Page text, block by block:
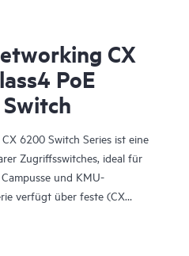
CX
PoE
6200 Switch Series ist eine
Zugriffsswitches, ideal für
und KMU-
verfügt über feste (CX